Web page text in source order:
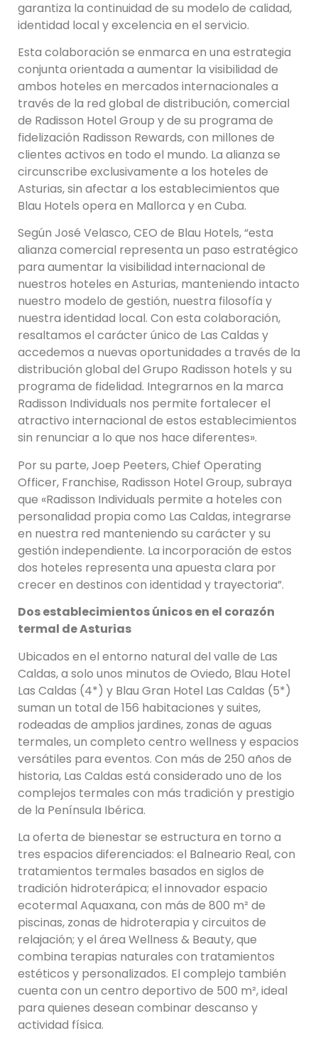
garantiza la continuidad de su modelo de calidad,
identidad local y excelencia en el servicio.
Esta colaboración se enmarca en una estrategia
conjunta orientada a aumentar la visibilidad de
ambos hoteles en mercados internacionales a
través de la red global de distribución, comercial
de Radisson Hotel Group y de su programa de
fidelización Radisson Rewards, con millones de
clientes activos en todo el mundo. La alianza se
circunscribe exclusivamente a los hoteles de
Asturias, sin afectar a los establecimientos que
Blau Hotels opera en Mallorca y en Cuba.
Según José Velasco, CEO de Blau Hotels, “esta
alianza comercial representa un paso estratégico
para aumentar la visibilidad internacional de
nuestros hoteles en Asturias, manteniendo intacto
nuestro modelo de gestión, nuestra filosofía y
nuestra identidad local. Con esta colaboración,
resaltamos el carácter único de Las Caldas y
accedemos a nuevas oportunidades a través de la
distribución global del Grupo Radisson hotels y su
programa de fidelidad. Integrarnos en la marca
Radisson Individuals nos permite fortalecer el
atractivo internacional de estos establecimientos
sin renunciar a lo que nos hace diferentes».
Por su parte, Joep Peeters, Chief Operating
Officer, Franchise, Radisson Hotel Group, subraya
que «Radisson Individuals permite a hoteles con
personalidad propia como Las Caldas, integrarse
en nuestra red manteniendo su carácter y su
gestión independiente. La incorporación de estos
dos hoteles representa una apuesta clara por
crecer en destinos con identidad y trayectoria”.
Dos establecimientos únicos en el corazón
termal de Asturias
Ubicados en el entorno natural del valle de Las
Caldas, a solo unos minutos de Oviedo, Blau Hotel
Las Caldas (4*) y Blau Gran Hotel Las Caldas (5*)
suman un total de 156 habitaciones y suites,
rodeadas de amplios jardines, zonas de aguas
termales, un completo centro wellness y espacios
versátiles para eventos. Con más de 250 años de
historia, Las Caldas está considerado uno de los
complejos termales con más tradición y prestigio
de la Península Ibérica.
La oferta de bienestar se estructura en torno a
tres espacios diferenciados: el Balneario Real, con
tratamientos termales basados en siglos de
tradición hidroterápica; el innovador espacio
ecotermal Aquaxana, con más de 800 m² de
piscinas, zonas de hidroterapia y circuitos de
relajación; y el área Wellness & Beauty, que
combina terapias naturales con tratamientos
estéticos y personalizados. El complejo también
cuenta con un centro deportivo de 500 m², ideal
para quienes desean combinar descanso y
actividad física.